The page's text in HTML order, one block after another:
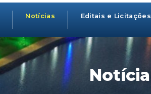
Notícias Editais e Licitações
Notícia